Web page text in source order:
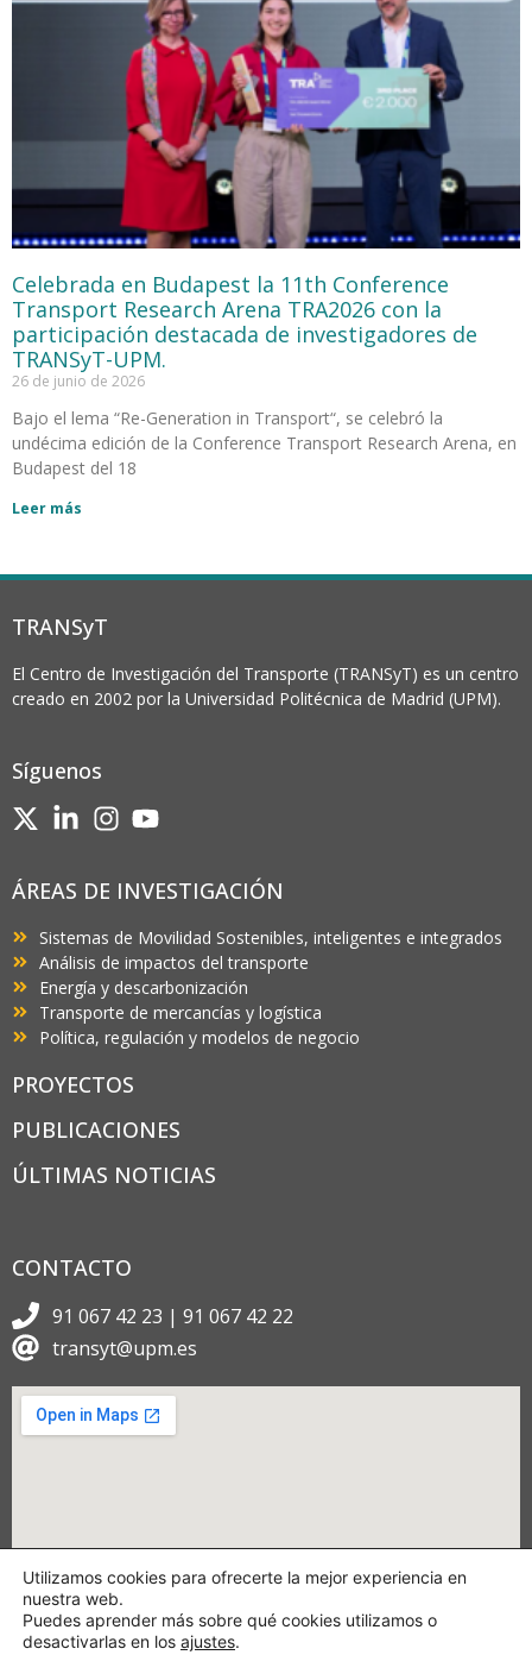
Celebrada en Budapest la 11th Conference
Transport Research Arena TRA2026 con la
participación destacada de investigadores de
TRANSyT-UPM.
26 de junio de 2026
Bajo el lema “Re-Generation in Transport“, se celebró la
undécima edición de la Conference Transport Research Arena, en
Budapest del 18
Leer más
TRANSyT
El Centro de Investigación del Transporte (TRANSyT) es un centro
creado en 2002 por la Universidad Politécnica de Madrid (UPM).
Síguenos
ÁREAS DE INVESTIGACIÓN
Sistemas de Movilidad Sostenibles, inteligentes e integrados
Análisis de impactos del transporte
Energía y descarbonización
Transporte de mercancías y logística
Política, regulación y modelos de negocio
PROYECTOS
PUBLICACIONES
ÚLTIMAS NOTICIAS
CONTACTO
91 067 42 23 | 91 067 42 22
transyt@upm.es
Utilizamos cookies para ofrecerte la mejor experiencia en
nuestra web.
Puedes aprender más sobre qué cookies utilizamos o
desactivarlas en los ajustes.